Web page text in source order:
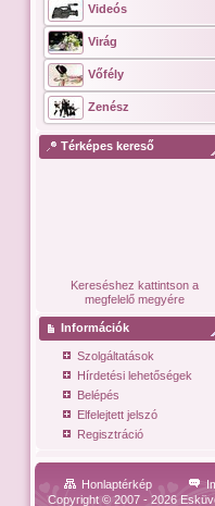
Videós
Virág
Vőfély
Zenész
Térképes kereső
Kereséshez kattintson a
megfelelő megyére
Információk
Szolgáltatások
Hírdetési lehetőségek
Belépés
Elfelejtett jelszó
Regisztráció
Honlaptérkép
Copyright © 2007 - 2026